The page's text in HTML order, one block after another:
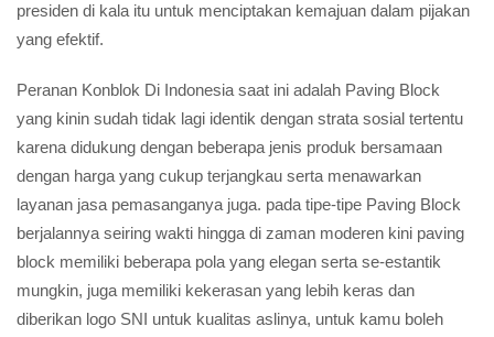
presiden di kala itu untuk menciptakan kemajuan dalam pijakan
yang efektif.
Peranan Konblok Di Indonesia saat ini adalah Paving Block
yang kinin sudah tidak lagi identik dengan strata sosial tertentu
karena didukung dengan beberapa jenis produk bersamaan
dengan harga yang cukup terjangkau serta menawarkan
layanan jasa pemasanganya juga. pada tipe-tipe Paving Block
berjalannya seiring wakti hingga di zaman moderen kini paving
block memiliki beberapa pola yang elegan serta se-estantik
mungkin, juga memiliki kekerasan yang lebih keras dan
diberikan logo SNI untuk kualitas aslinya, untuk kamu boleh